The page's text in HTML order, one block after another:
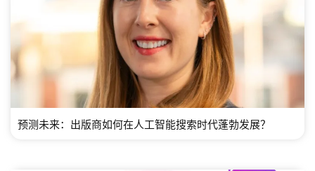
预测未来：出版商如何在人工智能搜索时代蓬勃发展？